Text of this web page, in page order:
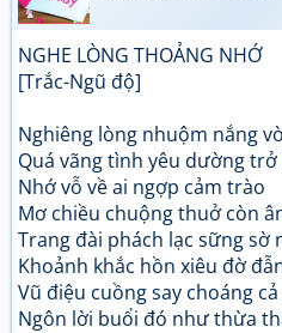
NGHE LÒNG THOẢNG NHỚ
[Trắc-Ngũ độ]
Nghiêng lòng nhuộm nắng
Quá vãng tình yêu dường trở
Nhớ vỗ về ai ngợp cảm trào
Mơ chiều chuộng thuở còn
Trang đài phách lạc sững sờ
Khoảnh khắc hồn xiêu đờ
Vũ điệu cuồng say choáng
Ngôn lời buổi đó như thừa